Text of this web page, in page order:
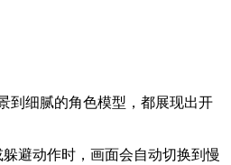
到细腻的角色模型，都展现出开
避动作时，画面会自动切换到慢